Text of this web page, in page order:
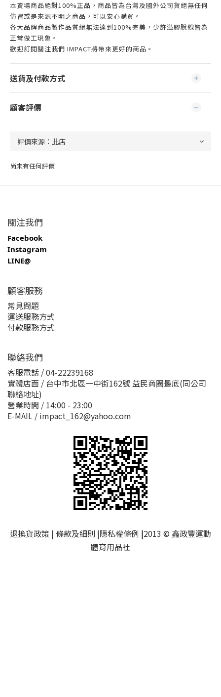
本賣場商品絕對100%正品，商品皆為台灣及國外公司貨絕無任何
仿冒或是來源不明之商品，可以安心購買。
各大品牌商品製作品質絕無法達到100%完美，少許溢膠脫線皆為
正常做工現象。
歡迎訂閱關注我們 IMPACT將帶來更好的商品。
送貨及付款方式
顧客評價
尚未有任何評價
關注我們
Facebook
Instagram
LINE@
顧客服務
常見問題
運送服務方式
付款服務方式
聯絡我們
客服電話 / 04-22239168
實體店面 / 台中市北區一中街162號 益民商圈最底(同公司
聯絡地址)
營業時間 / 14:00 - 23:00
E-MAIL / impact_162@yahoo.com
退換貨政策 | 條款及細則 |隱私權條例 |2013 © 鑫政豐運動
體育用品社